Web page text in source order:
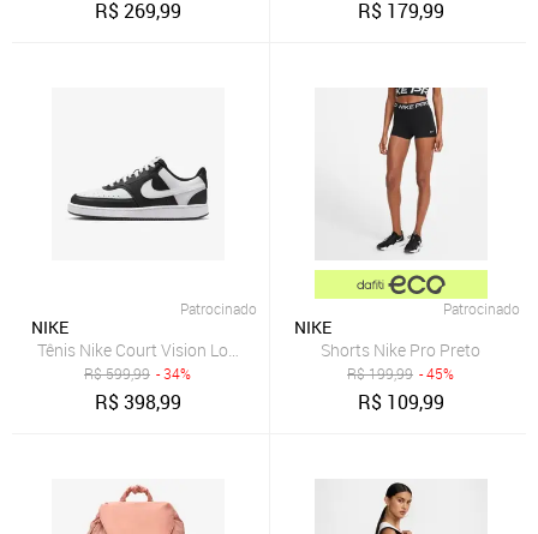
R$269,99 R$ 179,99
Patrocinado
NIKE
Tênis Nike Court Vision Low Next Nature Feminino
R$599,99 - 34%
R$398,99
Patrocinado
NIKE
Shorts Nike Pro Preto
R$199,99 - 45%
R$ 109,99